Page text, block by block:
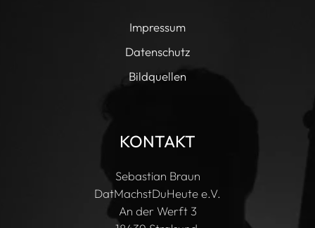
Impressum
Datenschutz
Bildquellen
KONTAKT
Sebastian Braun
DatMachstDuHeute e.V.
An der Werft 3